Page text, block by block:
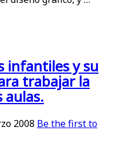
infantiles y su
trabajar la
aulas.
2008 Be the first to